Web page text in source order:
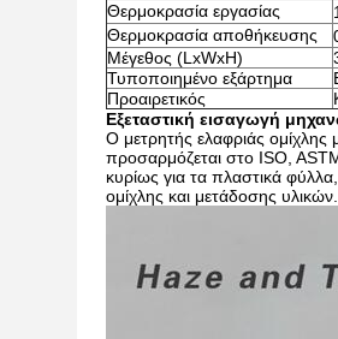
Θερμοκρασία εργασίας
Θερμοκρασία αποθήκευσης
Μέγεθος (LxWxH)
Τυποποιημένο εξάρτημα
Προαιρετικός
Εξεταστική εισαγωγή
Ο μετρητής ελαφριάς ομίχλης
προσαρμόζεται στο ISO,
κυρίως για τα πλαστικά
ομίχλης και μετάδοσης υλικών.